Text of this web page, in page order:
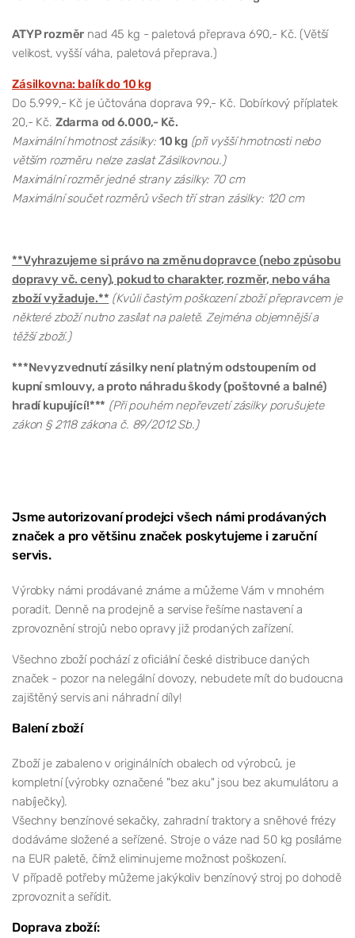
ATYP rozměr nad 45 kg - paletová přeprava 690,- Kč. (Větší
velikost, vyšší váha, paletová přeprava.)
Zásilkovna: balík do 10 kg
Do 5.999,- Kč je účtována doprava 99,- Kč. Dobírkový příplatek
20,- Kč. Zdarma od 6.000,- Kč.
Maximální hmotnost zásilky: 10 kg (při vyšší hmotnosti nebo
větším rozměru nelze zaslat Zásilkovnou.)
Maximální rozměr jedné strany zásilky: 70 cm
Maximální součet rozměrů všech tří stran zásilky: 120 cm
**Vyhrazujeme si právo na změnu dopravce (nebo způsobu
dopravy vč. ceny), pokud to charakter, rozměr, nebo váha
zboží vyžaduje.** (Kvůli častým poškození zboží přepravcem je
některé zboží nutno zasílat na paletě. Zejména objemnější a
těžší zboží.)
***Nevyzvednutí zásilky není platným odstoupením od
kupní smlouvy, a proto náhradu škody (poštovné a balné)
hradí kupující!*** (Při pouhém nepřevzetí zásilky porušujete
zákon § 2118 zákona č. 89/2012 Sb.)
Jsme autorizovaní prodejci všech námi prodávaných
značek a pro většinu značek poskytujeme i zaruční
servis.
Výrobky námi prodávané známe a můžeme Vám v mnohém
poradit. Denně na prodejně a servise řešíme nastavení a
zprovoznění strojů nebo opravy již prodaných zařízení.
Všechno zboží pochází z oficiální české distribuce daných
značek - pozor na nelegální dovozy, nebudete mít do budoucna
zajištěný servis ani náhradní díly!
Balení zboží
Zboží je zabaleno v originálních obalech od výrobců, je
kompletní (výrobky označené "bez aku" jsou bez akumulátoru a
nabíječky).
Všechny benzínové sekačky, zahradní traktory a sněhové frézy
dodáváme složené a seřízené. Stroje o váze nad 50 kg posíláme
na EUR paletě, čímž eliminujeme možnost poškození.
V případě potřeby můžeme jakýkoliv benzínový stroj po dohodě
zprovoznit a seřídit.
Doprava zboží: